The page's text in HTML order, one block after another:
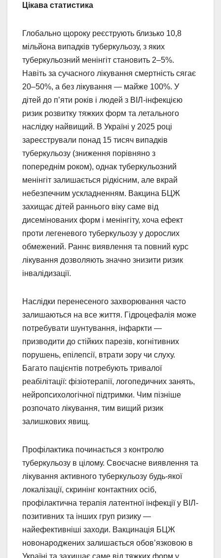
Цікава статистика
Глобально щороку реєструють близько 10,8
мільйона випадків туберкульозу, з яких
туберкульозний менінгіт становить 2–5%.
Навіть за сучасного лікування смертність сягає
20–50%, а без лікування — майже 100%. У
дітей до п’яти років і людей з ВІЛ-інфекцією
ризик розвитку тяжких форм та летального
наслідку найвищий. В Україні у 2025 році
зареєстрували понад 15 тисяч випадків
туберкульозу (зниження порівняно з
попереднім роком), однак туберкульозний
менінгіт залишається рідкісним, але вкрай
небезпечним ускладненням. Вакцина БЦЖ
захищає дітей раннього віку саме від
дисемінованих форм і менінгіту, хоча ефект
проти легеневого туберкульозу у дорослих
обмежений. Раннє виявлення та повний курс
лікування дозволяють значно знизити ризик
інвалідизації.
Наслідки перенесеного захворювання часто
залишаються на все життя. Гідроцефалія може
потребувати шунтування, інфаркти —
призводити до стійких парезів, когнітивних
порушень, епілепсії, втрати зору чи слуху.
Багато пацієнтів потребують тривалої
реабілітації: фізіотерапії, логопедичних занять,
нейропсихологічної підтримки. Чим пізніше
розпочато лікування, тим вищий ризик
залишкових явищ.
Профілактика починається з контролю
туберкульозу в цілому. Своєчасне виявлення та
лікування активного туберкульозу будь-якої
локалізації, скринінг контактних осіб,
профілактична терапія латентної інфекції у ВІЛ-
позитивних та інших груп ризику —
найефективніші заходи. Вакцинація БЦЖ
новонароджених залишається обов’язковою в
Україні та захищає саме від тяжких форм у